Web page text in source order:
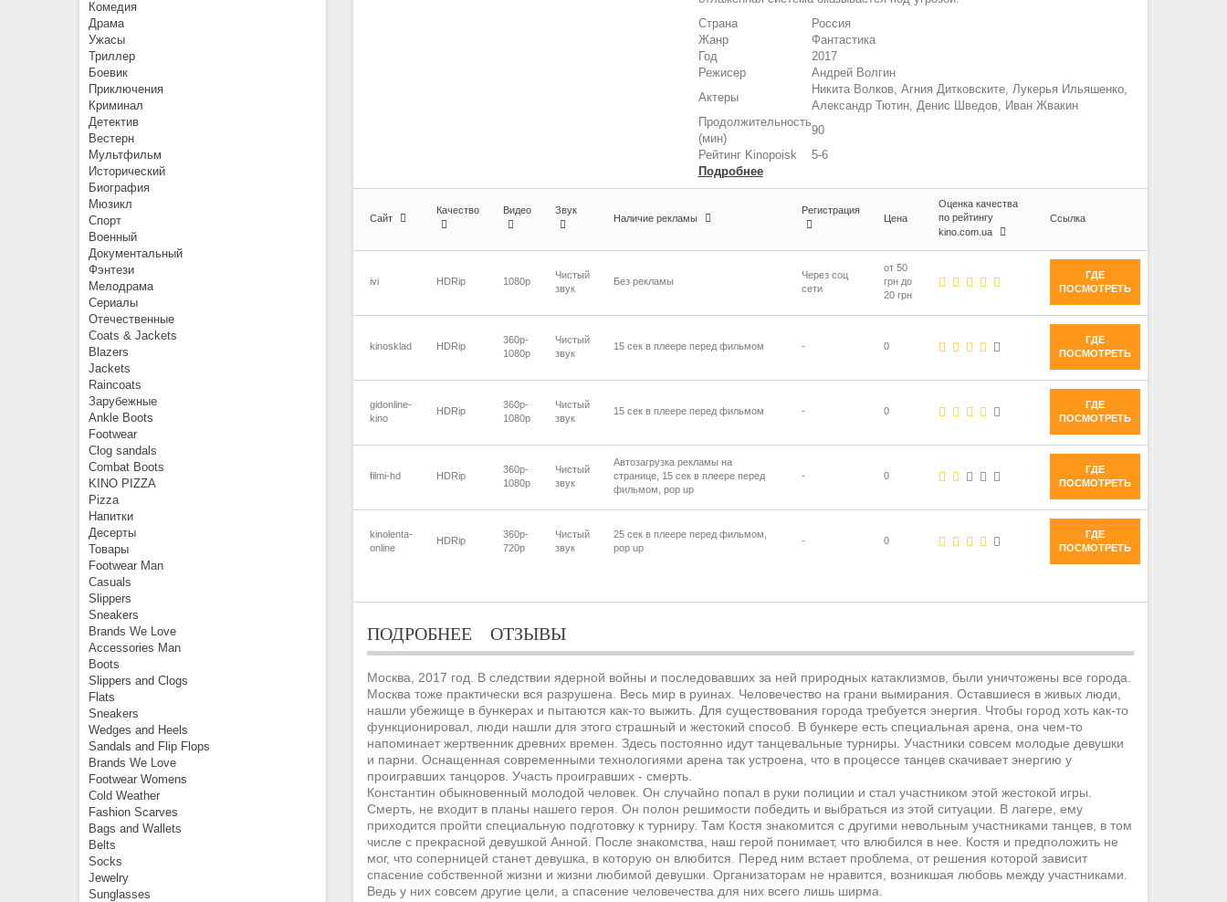
Комедия
Драма
Ужасы
Триллер
Боевик
Приключения
Криминал
Детектив
Вестерн
Мультфильм
Исторический
Биография
Мюзикл
Спорт
Военный
Документальный
Фэнтези
Мелодрама
Сериалы
Отечественные
Coats & Jackets
Blazers
Jackets
Raincoats
Зарубежные
Ankle Boots
Footwear
Clog sandals
Combat Boots
KINO PIZZA
Pizza
Напитки
Десерты
Товары
Footwear Man
Casuals
Slippers
Sneakers
Brands We Love
Accessories Man
Boots
Slippers and Clogs
Flats
Sneakers
Wedges and Heels
Sandals and Flip Flops
Brands We Love
Footwear Womens
Cold Weather
Fashion Scarves
Bags and Wallets
Belts
Socks
Jewelry
Sunglasses
Страна
Россия
Жанр
Фантастика
Год
2017
Режисер
Андрей Волгин
Актеры
Никита Волков, Агния Дитковските, Лукерья Ильяшенко,
Александр Тютин, Денис Шведов, Иван Жвакин
Продолжительность
(мин)
90
Рейтинг Kinopoisk
5-6
Подробнее
Сайт
Качество Видео Звук
Наличие рекламы
Регистрация
Цена
Оценка качества
по рейтингу
kino.com.ua
Ссылка
ivi HDRip 1080p
Чистый
звук
Без рекламы
Через соц
сети
от 50
грн до
20 грн
ГДЕ
ПОСМОТРЕТЬ
kinosklad HDRip
360p-
1080p
Чистый
звук
15 сек в плеере перед фильмом - 0
ГДЕ
ПОСМОТРЕТЬ
gidonline-
kino
HDRip
360p-
1080p
Чистый
звук
15 сек в плеере перед фильмом - 0
ГДЕ
ПОСМОТРЕТЬ
filmi-hd HDRip
360p-
1080p
Чистый
звук
Автозагрузка рекламы на
странице, 15 сек в плеере перед
фильмом, pop up
- 0
ГДЕ
ПОСМОТРЕТЬ
kinolenta-
online
HDRip
360p-
720p
Чистый
звук
25 сек в плеере перед фильмом,
pop up
- 0
ГДЕ
ПОСМОТРЕТЬ
ПОДРОБНЕЕ ОТЗЫВЫ
Москва, 2017 год. В следствии ядерной войны и последовавших за ней природных катаклизмов, были уничтожены все города.
Москва тоже практически вся разрушена. Весь мир в руинах. Человечество на грани вымирания. Оставшиеся в живых люди,
нашли убежище в бункерах и пытаются как-то выжить. Для существования города требуется энергия. Чтобы город хоть как-то
функционировал, люди нашли для этого страшный и жестокий способ. В бункере есть специальная арена, она чем-то
напоминает жертвенник древних времен. Здесь постоянно идут танцевальные турниры. Участники совсем молодые девушки
и парни. Оснащенная современными технологиями арена так устроена, что в процессе танцев скачивает энергию у
проигравших танцоров. Участь проигравших - смерть.
Константин обыкновенный молодой человек. Он случайно попал в руки полиции и стал участником этой жестокой игры.
Смерть, не входит в планы нашего героя. Он полон решимости победить и выбраться из этой ситуации. В лагере, ему
приходится пройти специальную подготовку к турниру. Там Костя знакомится с другими невольным участниками танцев, в том
числе с прекрасной девушкой Анной. После знакомства, наш герой понимает, что влюбился в нее. Костя и предположить не
мог, что соперницей станет девушка, в которую он влюбится. Перед ним встает проблема, от решения которой зависит
спасение собственной жизни и жизни любимой девушки. Организаторам не нравится, возникшая любовь между участниками.
Ведь у них совсем другие цели, а спасение человечества для них всего лишь ширма.